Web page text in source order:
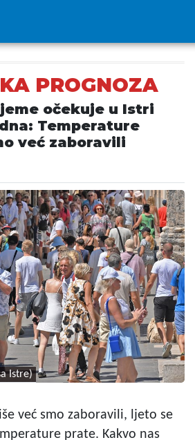
PROGNOZA
očekuje u Istri
Temperature
već zaboravili
Istre)
već smo zaboravili, ljeto se
prate. Kakvo nas